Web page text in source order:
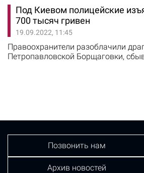
Воздухофлотском проспекте
автомобиль Ford, водитель
дороге опасные маневры.
машину и во время общения с
него признаки наркотического
прохождения…
Под Киевом полицейские
700 тысяч гривен
19.09.2022, 11:45
Правоохранители разоблачили
Петропавловской Борщаговки,
стоимость…
Позвонить нам
Архив новостей